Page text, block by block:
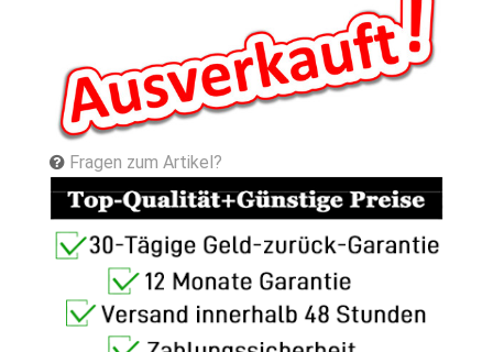
Fragen zum Artikel?